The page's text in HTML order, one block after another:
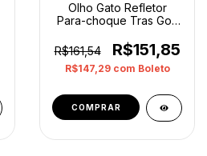
Olho Gato Refletor
Para-choque Tras Golf
Vermelho
R$161,54 R$151,85
R$147,29 com Boleto